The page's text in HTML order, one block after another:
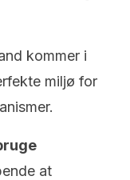
kommer i
miljø for
at